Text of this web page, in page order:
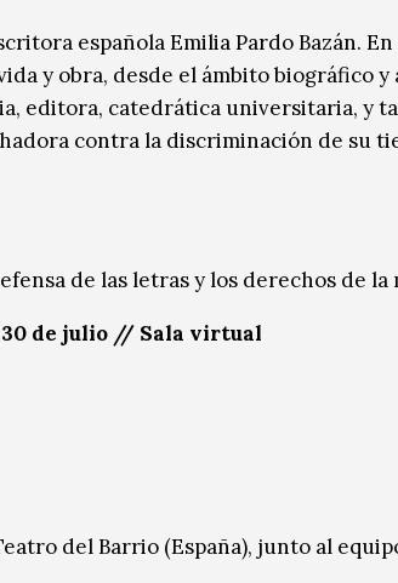
española Emilia Pardo Bazán. En
y obra, desde el ámbito biográfico y
editora, catedrática universitaria, y
contra la discriminación de su
de las letras y los derechos de la
de julio // Sala virtual
del Barrio (España), junto al